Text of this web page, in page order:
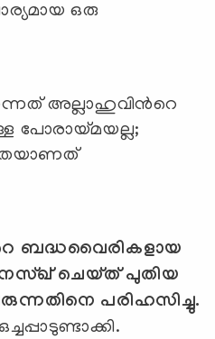
ഒരു
അല്ലാഹുവിന്‍റെ
പോരായ്മയല്ല;
ബദ്ധവൈരികളായ
ചെയ്ത് പുതിയ
പരിഹസിച്ചു.